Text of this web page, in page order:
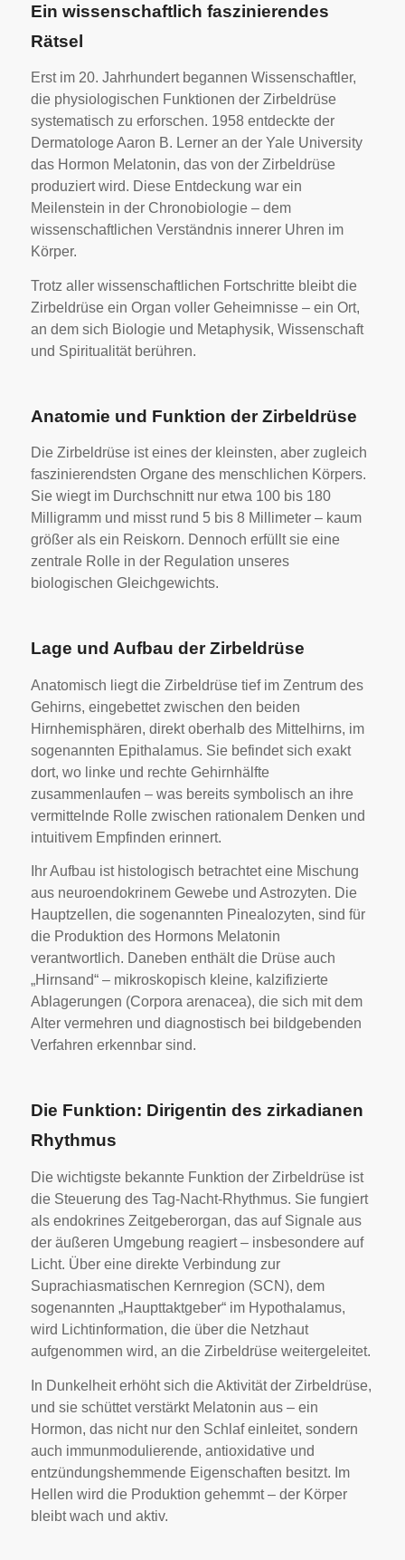
Ein wissenschaftlich faszinierendes
Rätsel
Erst im 20. Jahrhundert begannen Wissenschaftler,
die physiologischen Funktionen der Zirbeldrüse
systematisch zu erforschen. 1958 entdeckte der
Dermatologe Aaron B. Lerner an der Yale University
das Hormon Melatonin, das von der Zirbeldrüse
produziert wird. Diese Entdeckung war ein
Meilenstein in der Chronobiologie – dem
wissenschaftlichen Verständnis innerer Uhren im
Körper.
Trotz aller wissenschaftlichen Fortschritte bleibt die
Zirbeldrüse ein Organ voller Geheimnisse – ein Ort,
an dem sich Biologie und Metaphysik, Wissenschaft
und Spiritualität berühren.
Anatomie und Funktion der Zirbeldrüse
Die Zirbeldrüse ist eines der kleinsten, aber zugleich
faszinierendsten Organe des menschlichen Körpers.
Sie wiegt im Durchschnitt nur etwa 100 bis 180
Milligramm und misst rund 5 bis 8 Millimeter – kaum
größer als ein Reiskorn. Dennoch erfüllt sie eine
zentrale Rolle in der Regulation unseres
biologischen Gleichgewichts.
Lage und Aufbau der Zirbeldrüse
Anatomisch liegt die Zirbeldrüse tief im Zentrum des
Gehirns, eingebettet zwischen den beiden
Hirnhemisphären, direkt oberhalb des Mittelhirns, im
sogenannten Epithalamus. Sie befindet sich exakt
dort, wo linke und rechte Gehirnhälfte
zusammenlaufen – was bereits symbolisch an ihre
vermittelnde Rolle zwischen rationalem Denken und
intuitivem Empfinden erinnert.
Ihr Aufbau ist histologisch betrachtet eine Mischung
aus neuroendokrinem Gewebe und Astrozyten. Die
Hauptzellen, die sogenannten Pinealozyten, sind für
die Produktion des Hormons Melatonin
verantwortlich. Daneben enthält die Drüse auch
„Hirnsand“ – mikroskopisch kleine, kalzifizierte
Ablagerungen (Corpora arenacea), die sich mit dem
Alter vermehren und diagnostisch bei bildgebenden
Verfahren erkennbar sind.
Die Funktion: Dirigentin des zirkadianen
Rhythmus
Die wichtigste bekannte Funktion der Zirbeldrüse ist
die Steuerung des Tag-Nacht-Rhythmus. Sie fungiert
als endokrines Zeitgeberorgan, das auf Signale aus
der äußeren Umgebung reagiert – insbesondere auf
Licht. Über eine direkte Verbindung zur
Suprachiasmatischen Kernregion (SCN), dem
sogenannten „Haupttaktgeber“ im Hypothalamus,
wird Lichtinformation, die über die Netzhaut
aufgenommen wird, an die Zirbeldrüse weitergeleitet.
In Dunkelheit erhöht sich die Aktivität der Zirbeldrüse,
und sie schüttet verstärkt Melatonin aus – ein
Hormon, das nicht nur den Schlaf einleitet, sondern
auch immunmodulierende, antioxidative und
entzündungshemmende Eigenschaften besitzt. Im
Hellen wird die Produktion gehemmt – der Körper
bleibt wach und aktiv.